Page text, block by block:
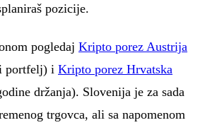
pozicije.
pogledaj Kripto porez Austrija
portfelj) i Kripto porez Hrvatska
držanja). Slovenija je za sada
trgovca, ali sa napomenom